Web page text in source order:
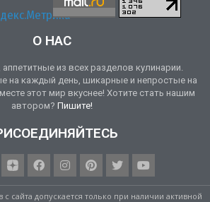
О НАС
из всех разделов кулинарии.
на каждый день, шикарные и непростые на
этот мир вкуснее! Хотите стать нашим
автором? Пишите!
сайта допускается только при наличии активной